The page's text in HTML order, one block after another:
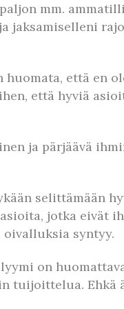
mm.
jaksamiselleni
että en
että hyviä
ja pärjäävä
selittämään
jotka eivät
syntyy.
on
tuijoittelua.